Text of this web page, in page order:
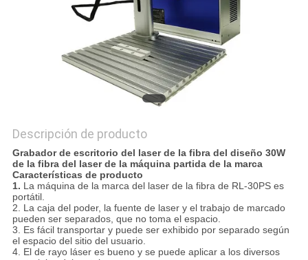
POLICY
Descripción de producto
Grabador de escritorio del laser de la fibra del diseño 30W
de la fibra del laser de la máquina partida de la marca
Características de producto
1. La máquina de la marca del laser de la fibra de RL-30PS es
portátil.
2. La caja del poder, la fuente de laser y el trabajo de marcado
pueden ser separados, que no toma el espacio.
3. Es fácil transportar y puede ser exhibido por separado según
el espacio del sitio del usuario.
4. El de rayo láser es bueno y se puede aplicar a los diversos